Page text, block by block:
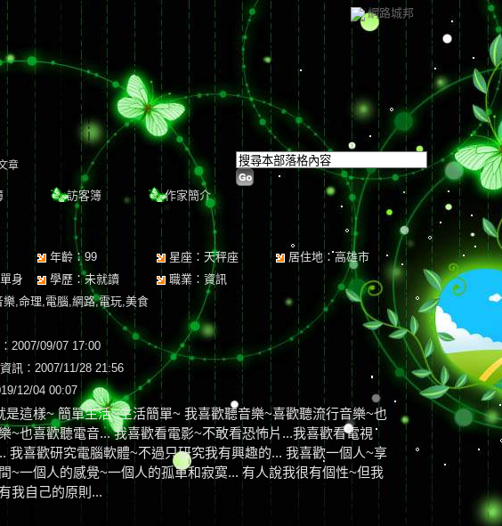
網路城邦
訪客簿 作家簡介
章
年齡：99 星座：天秤座
居住地：高雄市
身
學歷：未就讀
職業：資訊
,命理,電腦,網路,電玩,美食
2007/09/07 17:00
訊：2007/11/28 21:56
12/04 00:07
是這樣~ 簡單生活~生活簡單~ 我喜歡聽音樂~喜歡聽流行音樂~也
~也喜歡聽電音... 我喜歡看電影~不敢看恐怖片...我喜歡看電視
我喜歡研究電腦軟體~不過只研究我有興趣的... 我喜歡一個人~享
~一個人的感覺~一個人的孤單和寂寞... 有人說我很有個性~但我
我自己的原則...